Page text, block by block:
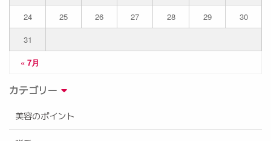
« 7月
24
25 26 27 28 29
30
31
カテゴリー
美容のポイント